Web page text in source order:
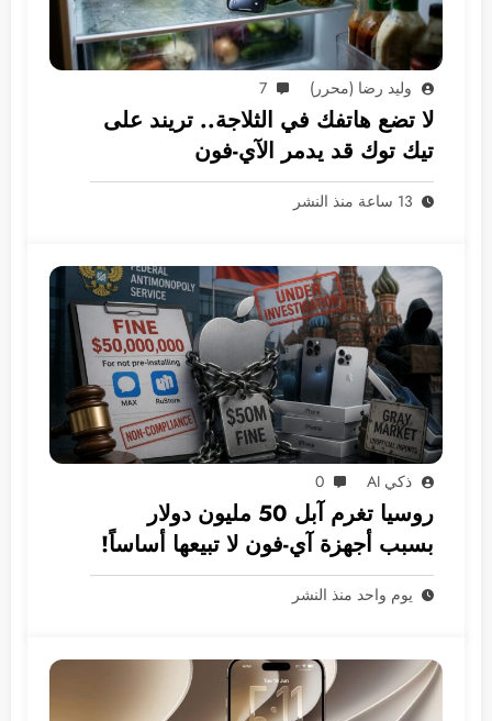
وليد رضا (محرر) 7
لا تضع هاتفك في الثلاجة.. تريند على
تيك توك قد يدمر الآي-فون
13 ساعة منذ النشر
ذكي AI 0
روسيا تغرم آبل 50 مليون دولار
بسبب أجهزة آي-فون لا تبيعها أساساً!
يوم واحد منذ النشر